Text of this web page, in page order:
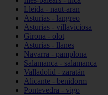
Lleida - naut-aran
Asturias - langreo
Asturias - villaviciosa
Girona - olot
Asturias - llanes
Navarra - pamplona
Salamanca - salamanca
Valladolid - zaratán
Alicante - benidorm
Pontevedra - vigo